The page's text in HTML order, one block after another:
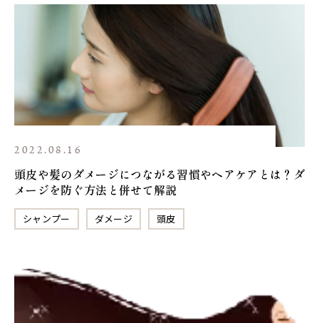
2022.08.16
頭皮や髪のダメージにつながる習慣やヘアケアとは？ダ
メージを防ぐ方法と併せて解説
シャンプー ダメージ 頭皮